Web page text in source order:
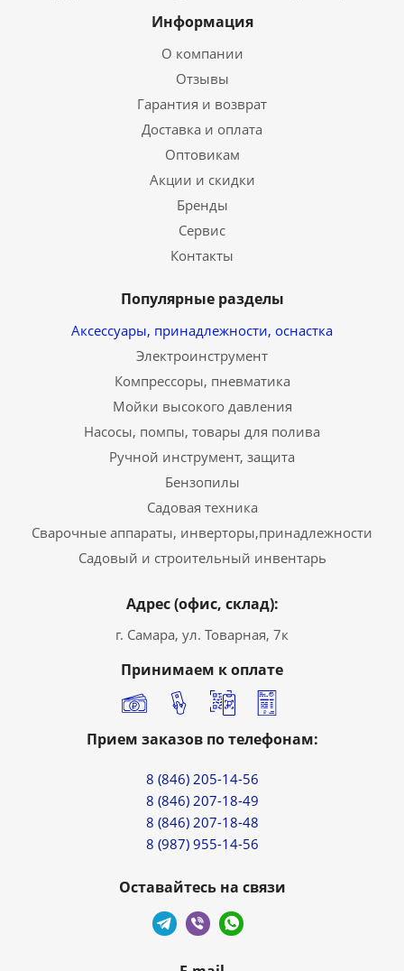
Информация
О компании
Отзывы
Гарантия и возврат
Доставка и оплата
Оптовикам
Акции и скидки
Бренды
Сервис
Контакты
Популярные разделы
Аксессуары, принадлежности, оснастка
Электроинструмент
Компрессоры, пневматика
Мойки высокого давления
Насосы, помпы, товары для полива
Ручной инструмент, защита
Бензопилы
Садовая техника
Сварочные аппараты, инверторы,принадлежности
Садовый и строительный инвентарь
Адрес (офис, склад):
г. Самара, ул. Товарная, 7к
Принимаем к оплате
Прием заказов по телефонам:
8 (846) 205-14-56
8 (846) 207-18-49
8 (846) 207-18-48
8 (987) 955-14-56
Оставайтесь на связи